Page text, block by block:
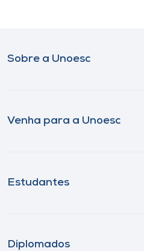
Sobre a Unoesc
Venha para a Unoesc
Estudantes
Diplomados